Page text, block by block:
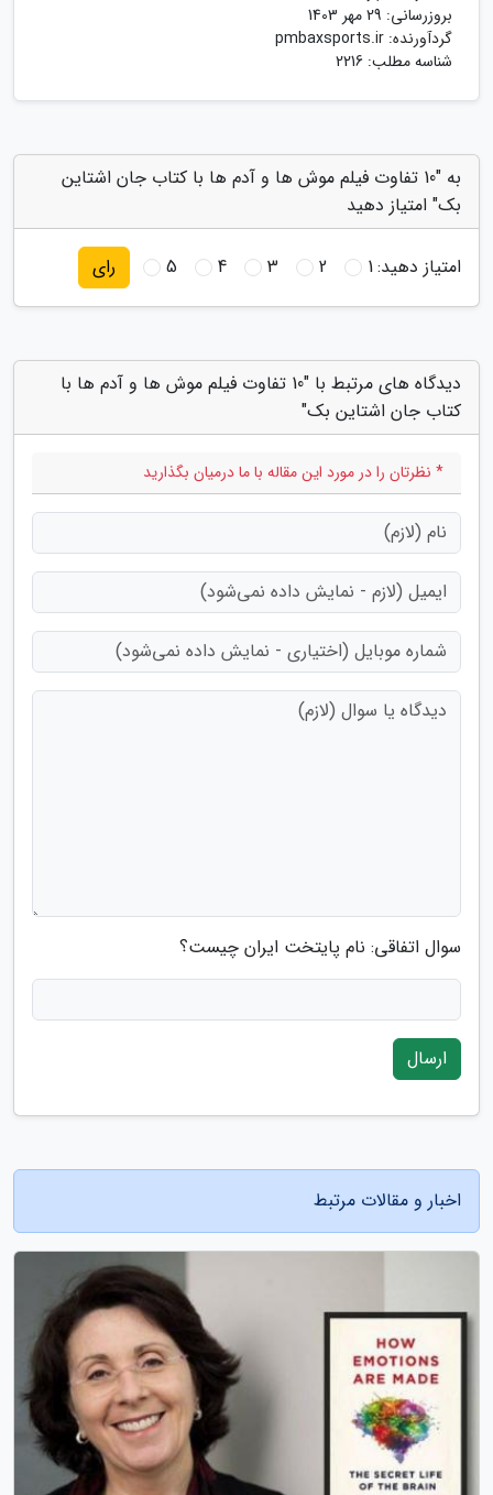
بروزرسانی: 29 مهر 1403
گردآورنده: pmbaxsports.ir
شناسه مطلب: 2216
به "10 تفاوت فیلم موش ها و آدم ها با کتاب جان اشتاین
بک" امتیاز دهید
امتیاز دهید:1
2
3
4
5 رای
دیدگاه های مرتبط با "10 تفاوت فیلم موش ها و آدم ها با
کتاب جان اشتاین بک"
* نظرتان را در مورد این مقاله با ما درمیان بگذارید
سوال اتفاقی: نام پایتخت ایران چیست؟
ارسال
اخبار و مقالات مرتبط